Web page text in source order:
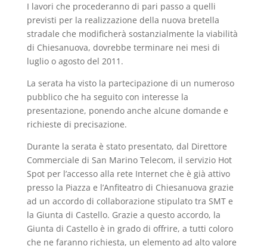
I lavori che procederanno di pari passo a quelli
previsti per la realizzazione della nuova bretella
stradale che modificherà sostanzialmente la viabilità
di Chiesanuova, dovrebbe terminare nei mesi di
luglio o agosto del 2011.
La serata ha visto la partecipazione di un numeroso
pubblico che ha seguito con interesse la
presentazione, ponendo anche alcune domande e
richieste di precisazione.
Durante la serata è stato presentato, dal Direttore
Commerciale di San Marino Telecom, il servizio Hot
Spot per l’accesso alla rete Internet che è già attivo
presso la Piazza e l’Anfiteatro di Chiesanuova grazie
ad un accordo di collaborazione stipulato tra SMT e
la Giunta di Castello. Grazie a questo accordo, la
Giunta di Castello è in grado di offrire, a tutti coloro
che ne faranno richiesta, un elemento ad alto valore